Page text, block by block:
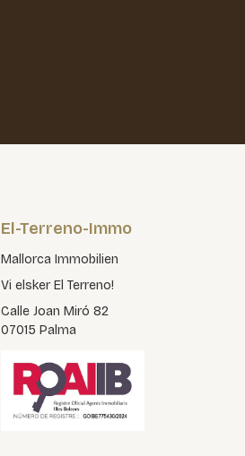
El-Terreno-Immo
Mallorca Immobilien
Vi elsker El Terreno!
Calle Joan Miró 82
07015 Palma